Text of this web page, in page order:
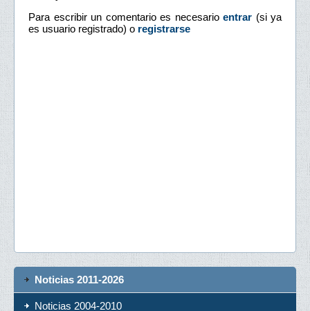
Para escribir un comentario es necesario entrar (si ya
es usuario registrado) o registrarse
Noticias 2011-2026
Noticias 2004-2010